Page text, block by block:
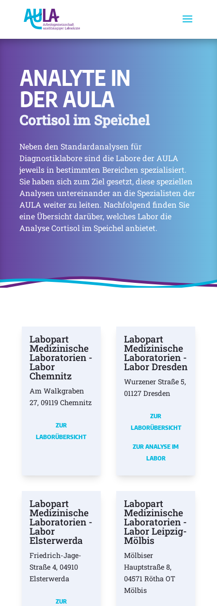
ANALYTE IN
DER AULA
Cortisol im Speichel
Neben den Standardanalysen für
Diagnostiklabore sind die Labore der AULA
jeweils in bestimmten Bereichen spezialisiert.
Sie haben sich zum Ziel gesetzt, diese speziellen
Analysen untereinander an die Spezialisten der
AULA weiter zu leiten. Nachfolgend finden Sie
eine Übersicht darüber, welches Labor die
Analyse Cortisol im Speichel anbietet.
Labopart
Medizinische
Laboratorien -
Labor
Chemnitz
Am Walkgraben
27, 09119 Chemnitz
ZUR
LABORÜBERSICHT
Labopart
Medizinische
Laboratorien -
Labor Dresden
Wurzener Straße 5,
01127 Dresden
ZUR
LABORÜBERSICHT
ZUR ANALYSE IM
LABOR
Labopart
Medizinische
Laboratorien -
Labor
Elsterwerda
Friedrich-Jage-
Straße 4, 04910
Elsterwerda
ZUR
Labopart
Medizinische
Laboratorien -
Labor Leipzig-
Mölbis
Mölbiser
Hauptstraße 8,
04571 Rötha OT
Mölbis